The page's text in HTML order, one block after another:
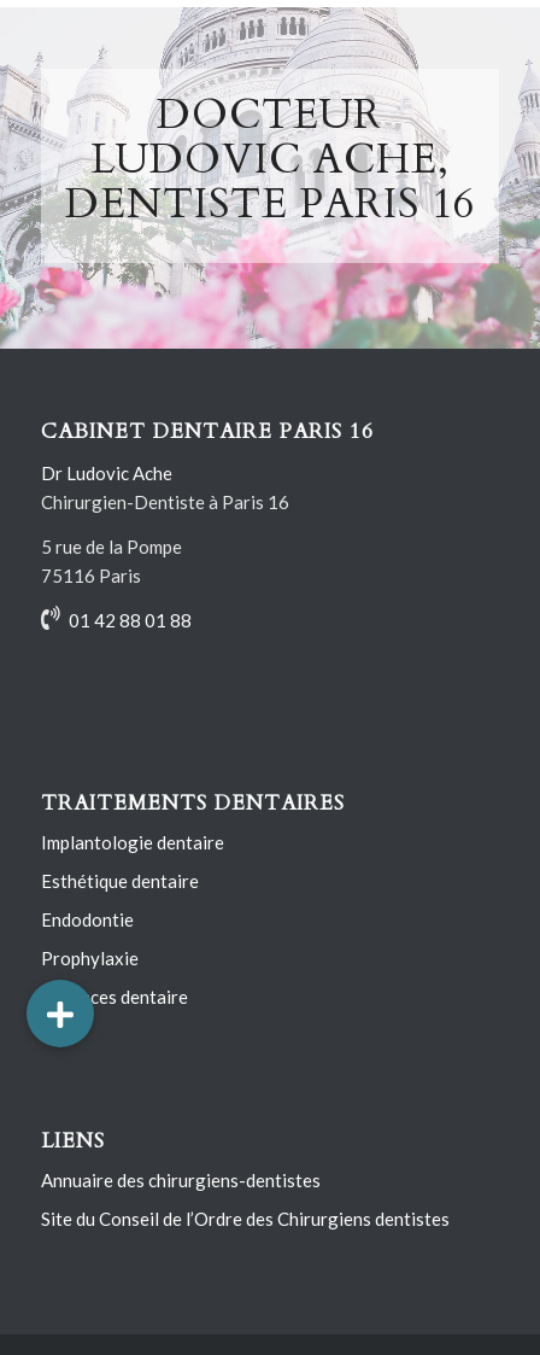
DOCTEUR
LUDOVIC ACHE,
DENTISTE PARIS 16
CABINET DENTAIRE PARIS 16
Dr Ludovic Ache
Chirurgien-Dentiste à Paris 16
5 rue de la Pompe
75116 Paris
01 42 88 01 88
Contactez-nous
TRAITEMENTS DENTAIRES
Implantologie dentaire
Esthétique dentaire
Endodontie
Prophylaxie
Urgences dentaire
LIENS
Annuaire des chirurgiens-dentistes
Site du Conseil de l’Ordre des Chirurgiens dentistes